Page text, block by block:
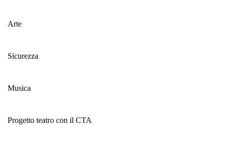
Arte
Sicurezza
Musica
Progetto teatro con il CTA